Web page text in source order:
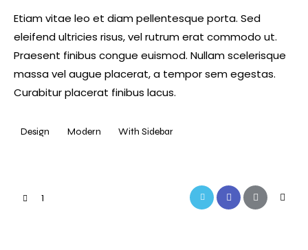
Etiam vitae leo et diam pellentesque porta. Sed
eleifend ultricies risus, vel rutrum erat commodo ut.
Praesent finibus congue euismod. Nullam scelerisque
massa vel augue placerat, a tempor sem egestas.
Curabitur placerat finibus lacus.
Design Modern With Sidebar
1
Twitter-FacebookShare-Copy